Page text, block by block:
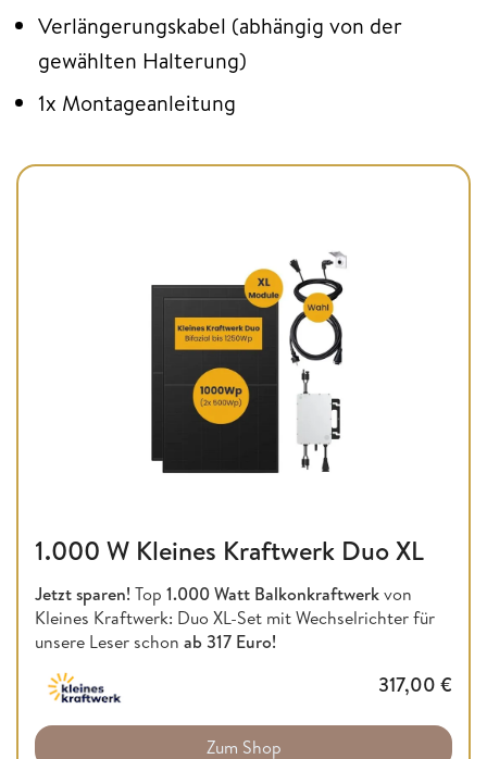
Verlängerungskabel (abhängig von der
gewählten Halterung)
1x Montageanleitung
1.000 W Kleines Kraftwerk Duo XL
Jetzt sparen! Top 1.000 Watt Balkonkraftwerkvon
Kleines Kraftwerk: Duo XL-Set mit Wechselrichter für
unsere Leser schon ab 317 Euro!
317,00 €
Zum Shop